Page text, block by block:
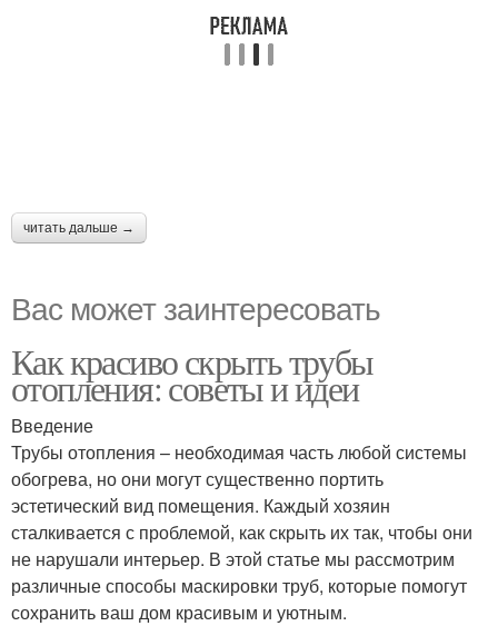
читать дальше →
Вас может заинтересовать
Как красиво скрыть трубы
отопления: советы и идеи
Введение
Трубы отопления – необходимая часть любой системы
обогрева, но они могут существенно портить
эстетический вид помещения. Каждый хозяин
сталкивается с проблемой, как скрыть их так, чтобы они
не нарушали интерьер. В этой статье мы рассмотрим
различные способы маскировки труб, которые помогут
сохранить ваш дом красивым и уютным.